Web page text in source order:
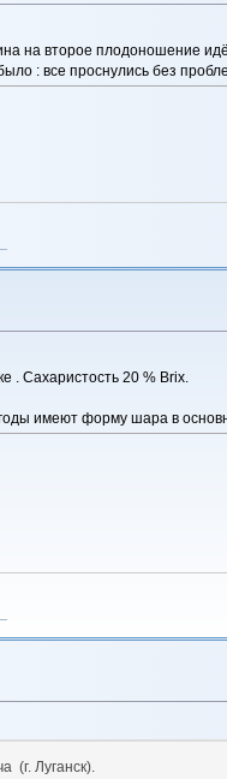
на второе плодоношение
: все проснулись без
. Сахаристость 20 % Brix.
имеют форму шара в
(г. Луганск).